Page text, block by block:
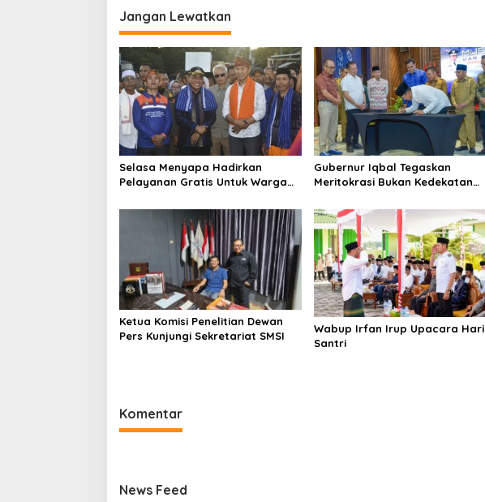
Jangan Lewatkan
Selasa Menyapa Hadirkan
Pelayanan Gratis Untuk Warga
Gubernur Iqbal Tegaskan
Meritokrasi Bukan Kedekatan
Ketua Komisi Penelitian Dewan
Pers Kunjungi Sekretariat SMSI
Wabup Irfan Irup Upacara Hari
Santri
Komentar
News Feed